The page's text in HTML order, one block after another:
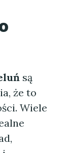
są
że to
Wiele